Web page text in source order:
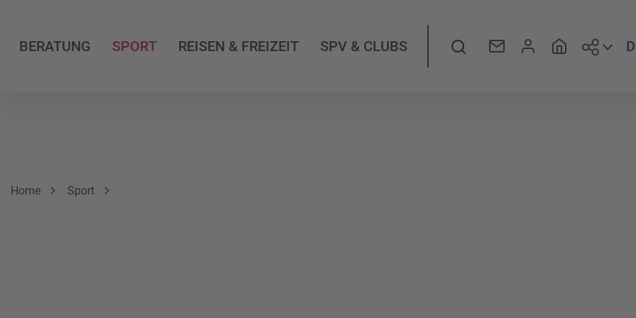
BERATUNG SPORT REISEN & FREIZEIT SPV & CLUBS Suche
Breadcrumbnavigation
Sie befinden sich hier:
Home Sport